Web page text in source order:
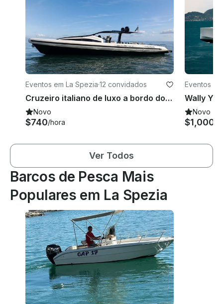
Eventos em La Spezia·12 convidados
Cruzeiro italiano de luxo a bordo do Anvera RIB de 55 pés para 12 pessoas em La Spezia
Novo
$740/hora
Eventos
a
Novo
$1,000
Ver Todos
Barcos de Pesca Mais
Populares em La Spezia